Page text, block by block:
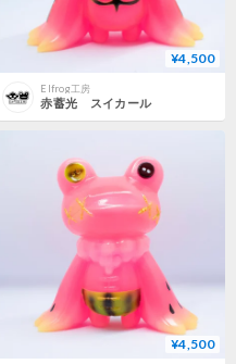
¥4,500
Elfrog工房
赤蓄光 スイカール
¥4,500